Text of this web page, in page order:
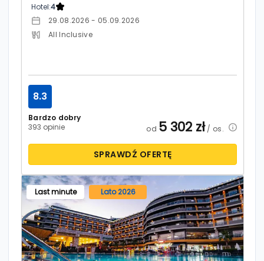
Hotel:4
29.08.2026 - 05.09.2026
All Inclusive
Bardzo dobry
393 opinie
8.3
od 5 302 zł/ os.
SPRAWDŹ OFERTĘ
Last minute Lato 2026